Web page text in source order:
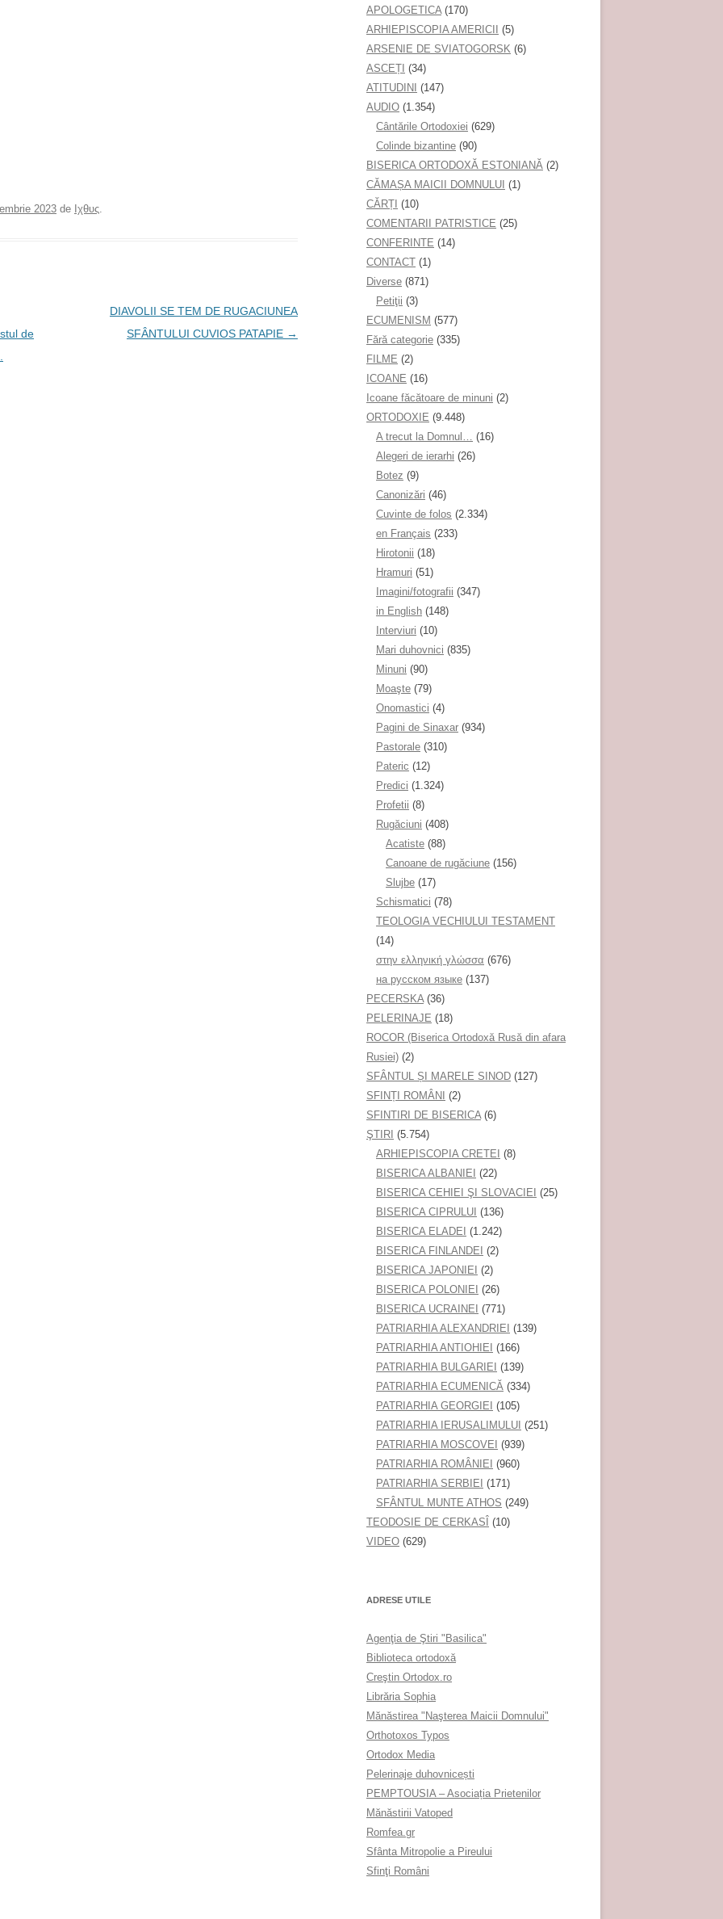
2023 de Ιχθυς.
de
DIAVOLII SE TEM DE RUGACIUNEA
SFÂNTULUI CUVIOS PATAPIE →
APOLOGETICA(170)
ARHIEPISCOPIA AMERICII
(5)
ARSENIE DE SVIATOGORSK (6)
ASCEȚI (34)
ATITUDINI (147)
AUDIO (1.354)
Cântările Ortodoxiei (629)
Colinde bizantine (90)
BISERICA ORTODOXĂ ESTONIANĂ (2)
CĂMAȘA MAICII DOMNULUI (1)
CĂRȚI (10)
COMENTARII PATRISTICE (25)
CONFERINTE (14)
CONTACT (1)
Diverse (871)
Petiţii (3)
ECUMENISM (577)
Fără categorie (335)
FILME (2)
ICOANE (16)
Icoane făcătoare de minuni (2)
ORTODOXIE (9.448)
A trecut la Domnul… (16)
Alegeri de ierarhi (26)
Botez (9)
Canonizări (46)
Cuvinte de folos (2.334)
en Français (233)
Hirotonii (18)
Hramuri (51)
Imagini/fotografii (347)
in English (148)
Interviuri (10)
Mari duhovnici (835)
Minuni (90)
Moaşte (79)
Onomastici (4)
Pagini de Sinaxar (934)
Pastorale (310)
Pateric (12)
Predici (1.324)
Profetii (8)
Rugăciuni (408)
Acatiste (88)
Canoane de rugăciune (156)
Slujbe (17)
Schismatici (78)
TEOLOGIA VECHIULUI TESTAMENT
(14)
στην ελληνική γλώσσα (676)
на русском языке (137)
PECERSKA(36)
PELERINAJE (18)
ROCOR (Biserica Ortodoxă Rusă din afara
Rusiei) (2)
SFÂNTUL ȘI MARELE SINOD (127)
SFINȚI ROMÂNI (2)
SFINTIRI DE BISERICA(6)
ŞTIRI (5.754)
ARHIEPISCOPIA CRETEI (8)
BISERICA ALBANIEI (22)
BISERICA CEHIEI ŞI SLOVACIEI (25)
BISERICA CIPRULUI (136)
BISERICA ELADEI (1.242)
BISERICA FINLANDEI (2)
BISERICA JAPONIEI (2)
BISERICA POLONIEI (26)
BISERICA UCRAINEI (771)
PATRIARHIA ALEXANDRIEI (139)
PATRIARHIA ANTIOHIEI (166)
PATRIARHIA BULGARIEI (139)
PATRIARHIA ECUMENICĂ (334)
PATRIARHIA GEORGIEI (105)
PATRIARHIA IERUSALIMULUI (251)
PATRIARHIA MOSCOVEI (939)
PATRIARHIA ROMÂNIEI (960)
PATRIARHIA SERBIEI (171)
SFÂNTUL MUNTE ATHOS (249)
TEODOSIE DE CERKASÎ (10)
VIDEO (629)
ADRESE UTILE
Agenţia de Ştiri "Basilica"
Biblioteca ortodoxă
Creştin Ortodox.ro
Librăria Sophia
Mănăstirea "Naşterea Maicii Domnului"
Orthotoxos Typos
Ortodox Media
Pelerinaje duhovnicești
PEMPTOUSIA – Asociația Prietenilor
Mănăstirii Vatoped
Romfea.gr
Sfânta Mitropolie a Pireului
Sfinţi Români